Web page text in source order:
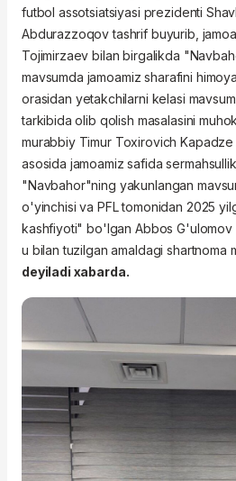
futbol assotsiatsiyasi prezidenti
Abdurazzoqov tashrif buyurib,
Tojimirzaev bilan birgalikda
mavsumda jamoamiz sharafini
orasidan yetakchilarni kelasi
tarkibida olib qolish masalasini
murabbiy Timur Toxirovich
asosida jamoamiz safida
"Navbahor"ning yakunlangan
o'yinchisi va PFL tomonidan 2025
kashfiyoti" bo'lgan Abbos G'ulomov
u bilan tuzilgan amaldagi shartnoma
deyiladi xabarda.